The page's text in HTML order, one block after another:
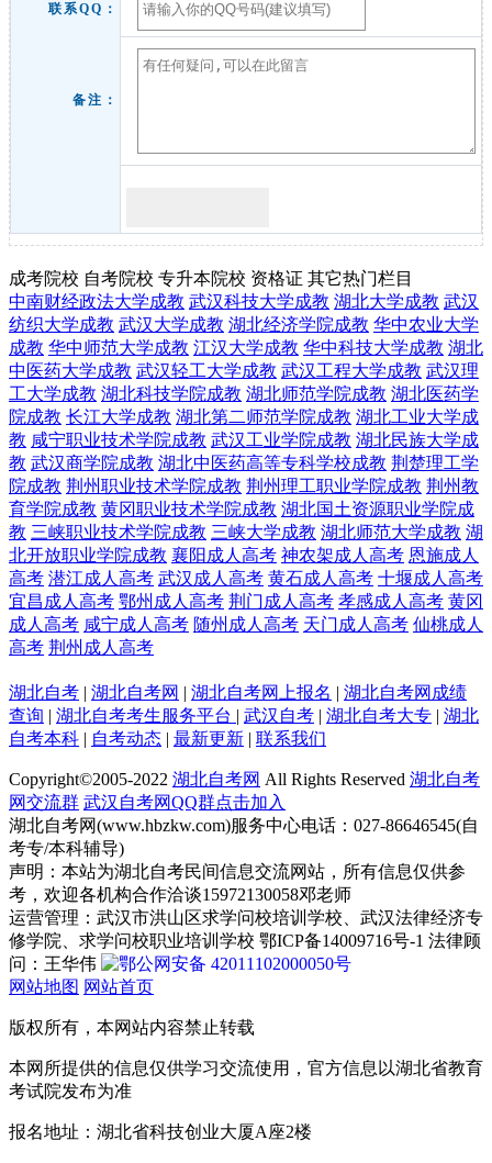
联系QQ：
备注：
成考院校 自考院校 专升本院校 资格证 其它热门栏目
中南财经政法大学成教 武汉科技大学成教 湖北大学成教 武汉
纺织大学成教 武汉大学成教 湖北经济学院成教 华中农业大学
成教 华中师范大学成教 江汉大学成教 华中科技大学成教 湖北
中医药大学成教 武汉轻工大学成教 武汉工程大学成教 武汉理
工大学成教 湖北科技学院成教 湖北师范学院成教 湖北医药学
院成教 长江大学成教 湖北第二师范学院成教 湖北工业大学成
教 咸宁职业技术学院成教 武汉工业学院成教 湖北民族大学成
教 武汉商学院成教 湖北中医药高等专科学校成教 荆楚理工学
院成教 荆州职业技术学院成教 荆州理工职业学院成教 荆州教
育学院成教 黄冈职业技术学院成教 湖北国土资源职业学院成
教 三峡职业技术学院成教 三峡大学成教 湖北师范大学成教 湖
北开放职业学院成教 襄阳成人高考 神农架成人高考 恩施成人
高考 潜江成人高考 武汉成人高考 黄石成人高考 十堰成人高考
宜昌成人高考 鄂州成人高考 荆门成人高考 孝感成人高考 黄冈
成人高考 咸宁成人高考 随州成人高考 天门成人高考 仙桃成人
高考 荆州成人高考
湖北自考 | 湖北自考网 | 湖北自考网上报名 | 湖北自考网成绩
查询 | 湖北自考考生服务平台 | 武汉自考 | 湖北自考大专 | 湖北
自考本科 | 自考动态 | 最新更新 | 联系我们
Copyright©2005-2022 湖北自考网 All Rights Reserved 湖北自考
网交流群 武汉自考网QQ群点击加入
湖北自考网(www.hbzkw.com)服务中心电话：027-86646545(自
考专/本科辅导)
声明：本站为湖北自考民间信息交流网站，所有信息仅供参
考，欢迎各机构合作洽谈15972130058邓老师
运营管理：武汉市洪山区求学问校培训学校、武汉法律经济专
修学院、求学问校职业培训学校 鄂ICP备14009716号-1 法律顾
问：王华伟
鄂公网安备 42011102000050号
网站地图 网站首页
版权所有，本网站内容禁止转载
本网所提供的信息仅供学习交流使用，官方信息以湖北省教育
考试院发布为准
报名地址：湖北省科技创业大厦A座2楼